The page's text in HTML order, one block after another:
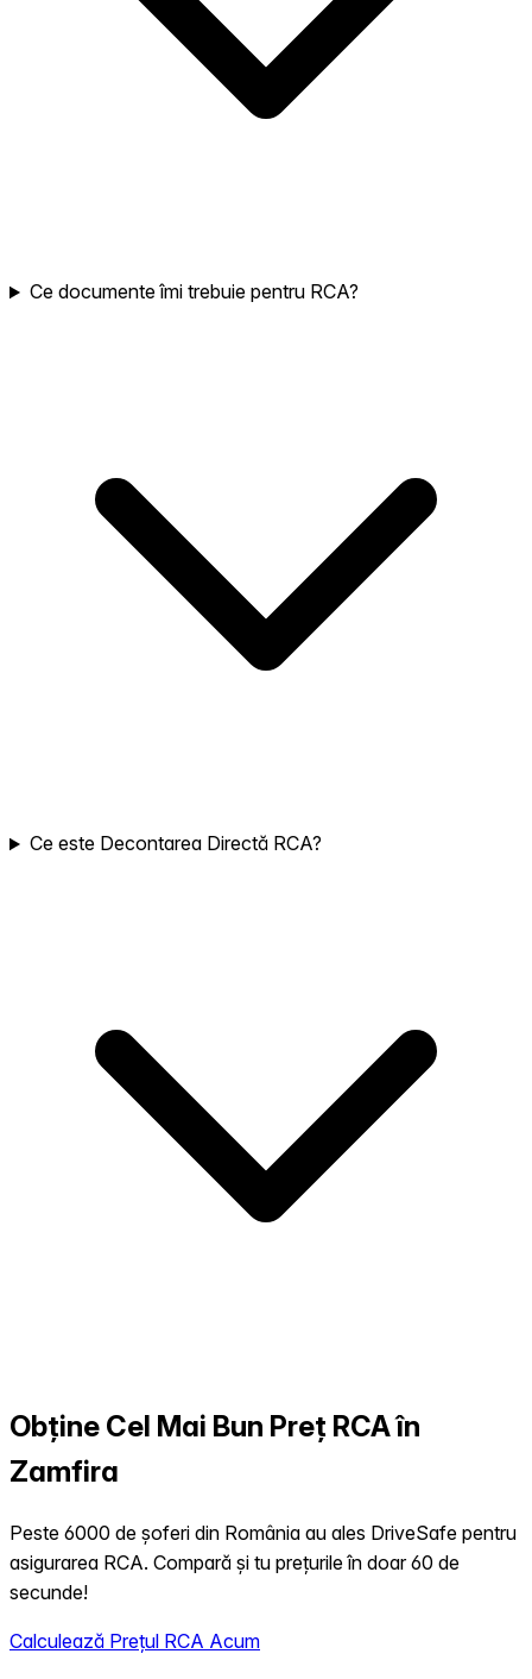
Ce documente îmi trebuie pentru RCA?
Ce este Decontarea Directă RCA?
Obține Cel Mai Bun Preț RCA în
Zamfira
Peste 6000 de șoferi din România au ales DriveSafe pentru
asigurarea RCA. Compară și tu prețurile în doar 60 de
secunde!
Calculează Prețul RCA Acum